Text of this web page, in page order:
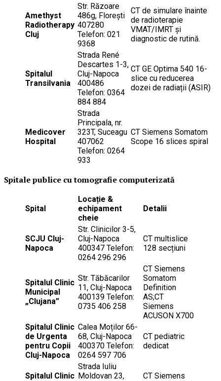
Amethyst
Radiotherapy
Cluj
Str. Răzoare
486g, Florești
407280
Telefon: 021
9368
CT de simulare înainte
de radioterapie
VMAT/IMRT și
diagnostic de rutină.
Spitalul
Transilvania
Strada René
Descartes 1-3,
Cluj-Napoca
400486
Telefon: 0364
884 884
CT GE Optima 540 16-
slice cu reducerea
dozei de radiații (ASIR)
Medicover
Hospital
Strada
Principala, nr.
323T, Suceagu
407062
Telefon: 0264
933
CT Siemens Somatom
Scope 16 slices spiral
Spitale publice cu tomografie computerizată
Spital
Locație &
echipament
cheie
Detalii
SCJU Cluj-
Napoca
Str. Clinicilor 3-5,
Cluj-Napoca
400347 Telefon:
0264 296 296
CT multislice
128 secțiuni
Spitalul Clinic
Municipal
„Clujana”
Str. Tăbăcarilor
11, Cluj-Napoca
400139 Telefon:
0735 406 258
CT Siemens
Somatom
Definition
AS;CT
Siemens
ACUSON X700
Spitalul Clinic
de Urgenta
pentru Copii
Cluj-Napoca
Calea Moților 66-
68, Cluj-Napoca
400370 Telefon:
0264 597 706
CT pediatric
dedicat
Spitalul Clinic
Strada Iuliu
Moldovan 23,
CT Siemens